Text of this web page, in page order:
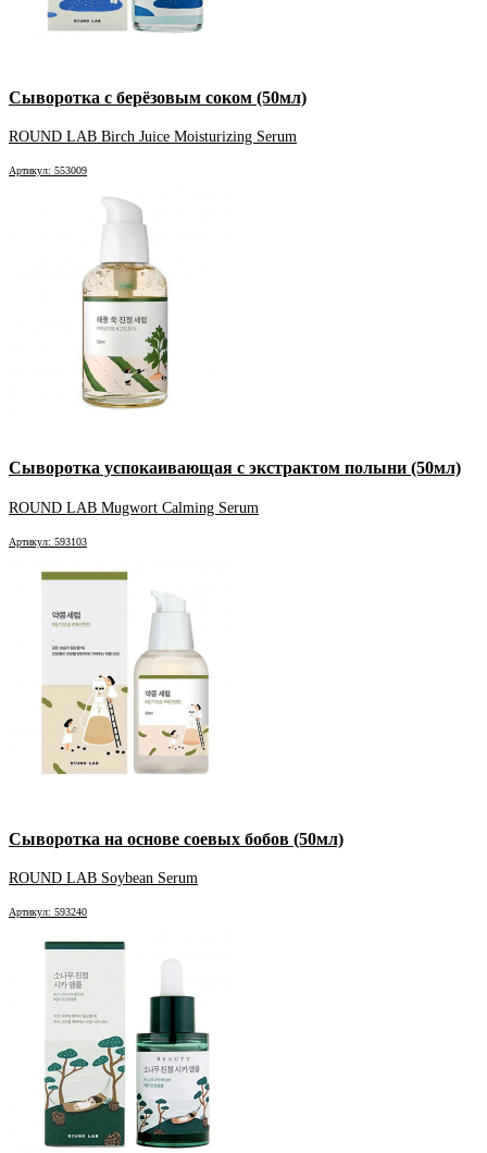
Сыворотка с берёзовым соком (50мл)
ROUND LAB Birch Juice Moisturizing Serum
Артикул: 553009
Сыворотка успокаивающая с экстрактом полыни (50мл)
ROUND LAB Mugwort Calming Serum
Артикул: 593103
Сыворотка на основе соевых бобов (50мл)
ROUND LAB Soybean Serum
Артикул: 593240